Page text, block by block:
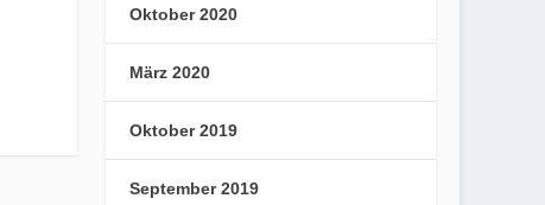
Oktober 2020
März 2020
Oktober 2019
September 2019